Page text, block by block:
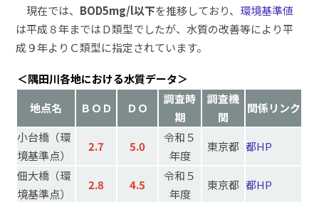
現在では、 BOD5mg/l以下を推移しており、 環境基準値
は平成８年まではＤ類型でしたが、水質の改善等により平
成９年よりＣ類型に指定されています。
＜隅田川各地における水質データ＞
地点名
ＢＯＤ ＤＯ
調査時
期
調査機
関
関係リンク
小台橋 （環
境基準点）
2.7 5.0
令和５
年度
東京都 都HP
佃大橋 （環
境基準点）
2.8 4.5
令和５
年度
東京都 都HP